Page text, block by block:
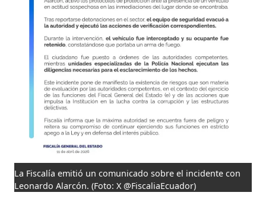
La Fiscalía emitió un comunicado sobre el incidente con
Leonardo Alarcón.(Foto: X @FiscaliaEcuador)